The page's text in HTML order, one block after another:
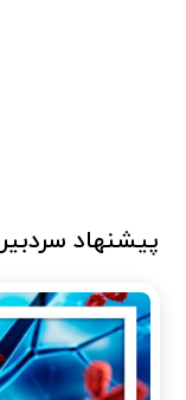
پیشنهاد سردبیر